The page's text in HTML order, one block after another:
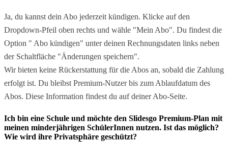
Ja, du kannst dein Abo jederzeit kündigen. Klicke auf den
Dropdown-Pfeil oben rechts und wähle "Mein Abo". Du findest die
Option " Abo kündigen" unter deinen Rechnungsdaten links neben
der Schaltfläche "Änderungen speichern".
Wir bieten keine Rückerstattung für die Abos an, sobald die Zahlung
erfolgt ist. Du bleibst Premium-Nutzer bis zum Ablaufdatum des
Abos. Diese Information findest du auf deiner Abo-Seite.
Ich bin eine Schule und möchte den Slidesgo Premium-Plan mit
meinen minderjährigen SchülerInnen nutzen. Ist das möglich?
Wie wird ihre Privatsphäre geschützt?